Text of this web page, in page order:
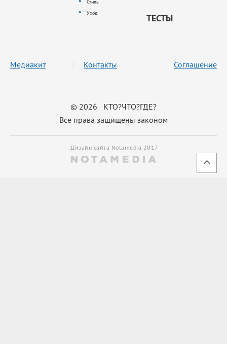
Стиль
Уход
ТЕСТЫ
© 2026 КТО?ЧТО?ГДЕ?
Все права защищены законом
Медиакит Контакты Соглашение
Дизайн сайта Notamedia 2017